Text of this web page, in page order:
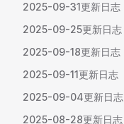
2025-09-31更新日志
2025-09-25更新日志
2025-09-18更新日志
2025-09-11更新日志
2025-09-04更新日志
2025-08-28更新日志